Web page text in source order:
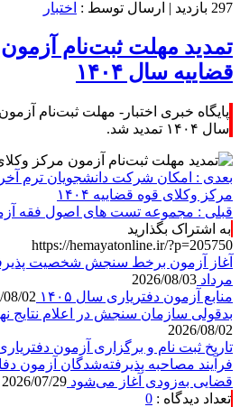
297 بازدید | ارسال توسط : اختبار
تمدید مهلت ثبت‌نام
قضاییه سال ۱۴۰۴
پایگاه خبری اختبار- مهلت ثبت‌نام
سال ۱۴۰۴ تمدید شد.
بعدی : امکان شرکت دانشجویان ترم
مرکز وکلای قوه قضاییه ۱۴۰۴
قبلی : مجموعه تست های اصول فقه
به اشتراک بگذارید
https://hemayatonline.ir/?p=205750
مرداد 2026/08/03
منابع آزمون دفتریاری سال ۱۴۰۵
08/02
بدقولی سازمان سنجش در اعلام نتایج
2026/08/02
تاریخ ثبت نام و برگزاری آزمون دفتریاری
فرآیند مصاحبه پذیرفته‌شدگان آزمون
قضایی به‌زودی آغاز می‌شود 2026/07/29
تعداد دیدگاه : 0